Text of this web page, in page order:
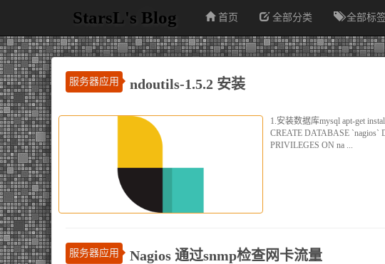
StarsL's Blog 首页 全部分类 全部标
服务器应用 ndoutils-1.5.2 安装
1.安装数据库mysql apt-get
CREATE DATABASE `nagios`
PRIVILEGES ON na ...
服务器应用 Nagios 通过snmp检查网卡流量